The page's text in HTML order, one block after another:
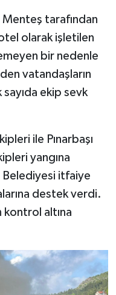
tarafından
olarak işletilen
bir nedenle
vatandaşların
ekip sevk
ile Pınarbaşı
yangına
itfaiye
destek verdi.
kontrol altına